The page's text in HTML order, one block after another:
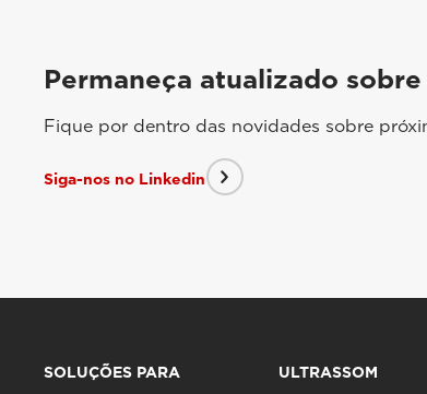
Permaneça atualizado
Fique por dentro das novidades sobre
Siga-nos no Linkedin
SOLUÇÕES PARA ULTRASSOM